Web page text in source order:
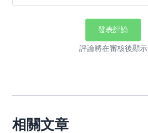
發表評論
評論將在審核後顯示
相關文章